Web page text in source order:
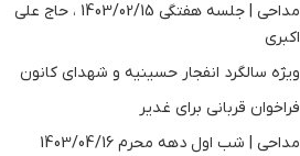
مداحی | جلسه هفتگی 1403/02/15 ، حاج علی
اکبری
ویژه سالگرد انفجار حسینیه و شهدای کانون
فراخوان قربانی برای غدیر
مداحی | شب اول دهه محرم 1403/04/16